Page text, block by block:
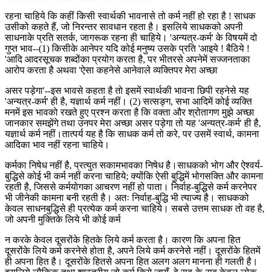
रहना चाहिये कि कहीं किसी स्वार्थकी भावनासे तो कर्म नहीं हो रहा है ! साधक
उसीको कहते हैं, जो निरन्तर सावधान रहता है। इसलिये साधकको अपनी
साधनाके प्रति सतर्क, जागरूक रहना ही चाहिये। 'अन्यत्र-कर्म' के विषयमें दो
गुप्त भाव--(1) किसीके आनेपर यदि कोई मनुष्य उसके प्रति 'आइये ! बैठिये !
'आदि आदरसूचक शब्दोंका प्रयोग करता है, पर भीतरसे अपनेमें सज्जनताका
आरोप करता है अथवा 'ऐसा कहनेसे आनेवाले व्यक्तिपर मेरा अच्छा
असर पड़ेगा'--इस भावसे कहता है तो इसमें स्वार्थकी भावना छिपी रहनेसे यह
'अन्यत्र-कर्म' ही है, यज्ञार्थ कर्म नहीं। (2) सत्सङ्ग, सभा आदिमें कोई व्यक्ति
मनमें इस भावको रखते हुए प्रश्न करता है कि वक्ता और श्रोतागण मुझे अच्छा
जानकार समझेंगे तथा उनपर मेरा अच्छा असर पड़ेगा तो यह 'अन्यत्र-कर्म' ही है,
यज्ञार्थ कर्म नहीं।तात्पर्य यह है कि साधक कर्म तो करे, पर उसमें स्वार्थ, कामना
आदिका भाव नहीं रहना चाहिये।
कर्मका निषेध नहीं है, प्रत्युत सकामभावका निषेध है।साधकको भोग और ऐश्वर्य-
बुद्धिसे कोई भी कर्म नहीं करना चाहिये; क्योंकि ऐसी बुद्धिमें भोगसक्ति और कामना
रहती है, जिससे कर्मयोगका आचरण नहीं हो पाता। निर्वाह-बुद्धिसे कर्म करनेपर
भी जीनेकी कामना बनी रहती है। अतः निर्वाह-बुद्धि भी त्याज्य है। साधकको
केवल साधनबुद्धिसे ही प्रत्येक कर्म करना चाहिये। सबसे उत्तम साधक तो वह है,
जो अपनी मुक्तिके लिये भी कोई कर्म
न करके केवल दूसरोंके हितके लिये कर्म करता है। कारण कि अपना हित
दूसरोंके लिये कर्म करनेसे होता है, अपने लिये कर्म करनेसे नहीं। दूसरोंके हितमें
ही अपना हित है। दूसरोंके हितसे अपना हित अलग अलग मानना ही गलती है।